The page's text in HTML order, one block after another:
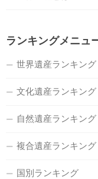
ランキングメニュ
世界遺産ランキング
文化遺産ランキング
自然遺産ランキング
複合遺産ランキング
国別ランキング